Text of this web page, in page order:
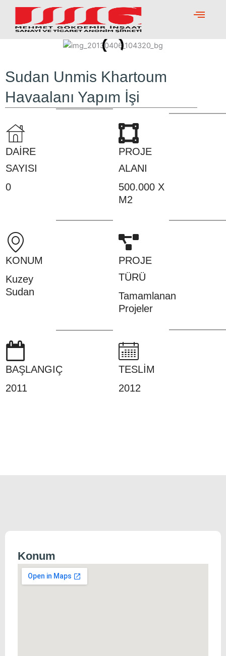
content
Sudan Unmis Khartoum
Havaalanı Yapım İşi
DAİRE
SAYISI
0
PROJE
ALANI
500.000 X
M2
KONUM
Kuzey
Sudan
PROJE
TÜRÜ
Tamamlanan
Projeler
BAŞLANGIÇ
2011
TESLİM
2012
Konum